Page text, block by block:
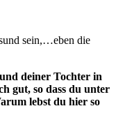
sein,…eben die
deiner Tochter in
gut, so dass du unter
lebst du hier so